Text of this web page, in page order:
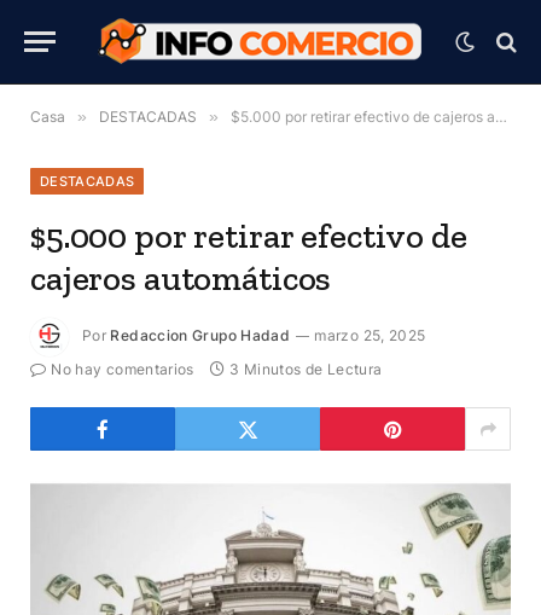
Casa » DESTACADAS » $5.000 por retirar efectivo de cajeros automáticos
DESTACADAS
$5.000 por retirar efectivo de
cajeros automáticos
Por Redaccion Grupo Hadad
marzo 25, 2025
No hay comentarios
3 Minutos de Lectura